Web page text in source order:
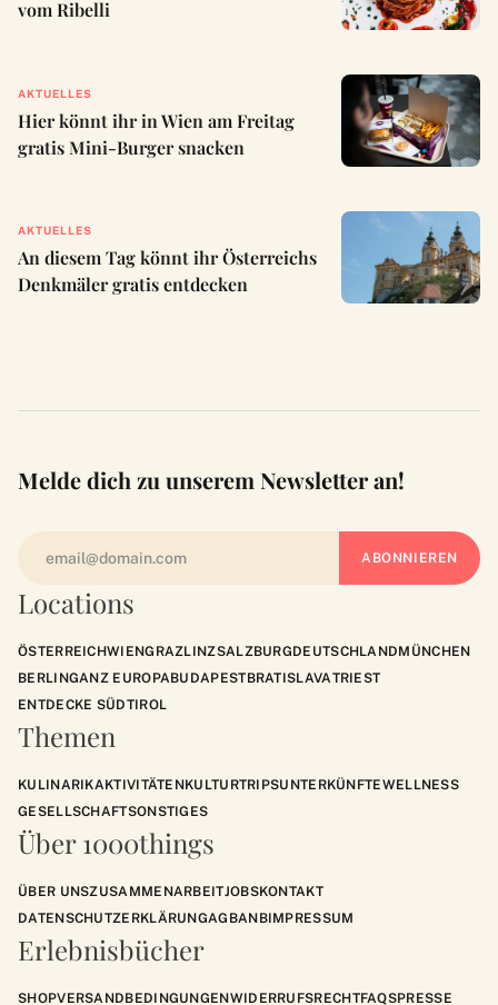
vom Ribelli
AKTUELLES
Hier könnt ihr in Wien am Freitag
gratis Mini-Burger snacken
AKTUELLES
An diesem Tag könnt ihr Österreichs
Denkmäler gratis entdecken
Locations
ÖSTERREICHWIENGRAZLINZSALZBURGDEUTSCHLANDMÜNCHEN
BERLINGANZ EUROPABUDAPESTBRATISLAVATRIEST
ENTDECKE SÜDTIROL
Themen
KULINARIKAKTIVITÄTENKULTURTRIPSUNTERKÜNFTEWELLNESS
GESELLSCHAFTSONSTIGES
Über 1000things
ÜBER UNSZUSAMMENARBEITJOBSKONTAKT
DATENSCHUTZERKLÄRUNGAGBANBIMPRESSUM
Erlebnisbücher
SHOPVERSANDBEDINGUNGENWIDERRUFSRECHTFAQSPRESSE
Melde dich zu unserem Newsletter an!